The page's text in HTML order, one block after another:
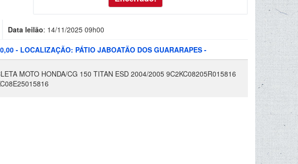
Data leilão: 14/11/2025 09h00
- LOCALIZAÇÃO: PÁTIO JABOATÃO DOS GUARARAPES -
MOTO HONDA/CG 150 TITAN ESD 2004/2005 9C2KC08205R015816